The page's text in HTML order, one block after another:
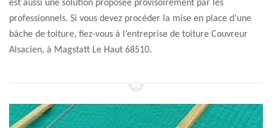
est aussi une solution proposée provisoirement par les
professionnels. Si vous devez procéder la mise en place d’une
bâche de toiture, fiez-vous à l’entreprise de toiture Couvreur
Alsacien, à Magstatt Le Haut 68510.